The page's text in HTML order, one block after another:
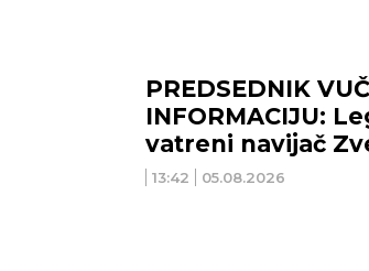
13:42 05.08.2026
PREDSEDNIK
INFORMACIJU:
vatreni navijač